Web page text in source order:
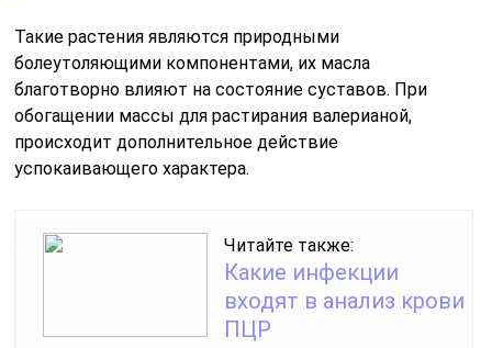
Такие растения являются природными
болеутоляющими компонентами, их масла
благотворно влияют на состояние суставов. При
обогащении массы для растирания валерианой,
происходит дополнительное действие
успокаивающего характера.
Читайте также:
Какие инфекции
входят в анализ крови
ПЦР